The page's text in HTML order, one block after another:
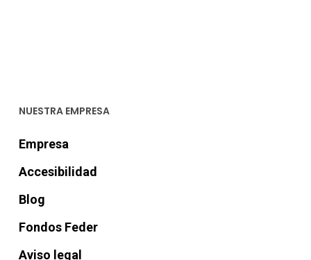
NUESTRA EMPRESA
Empresa
Accesibilidad
Blog
Fondos Feder
Aviso legal